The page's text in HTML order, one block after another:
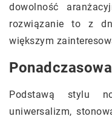
dowolność
rozwiązanie to z
większym
Podstawą stylu
uniwersalizm,